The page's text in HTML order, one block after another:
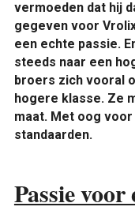
vermoeden dat hij
gegeven voor
een echte passie.
steeds naar een
broers zich vooral
hogere klasse. Ze
maat. Met oog voor
standaarden.
Passie